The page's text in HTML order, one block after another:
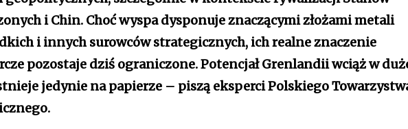
i Chin. Choć wyspa dysponuje znaczącymi złożami metali
i innych surowców strategicznych, ich realne znaczenie
pozostaje dziś ograniczone. Potencjał Grenlandii wciąż w
jedynie na papierze – piszą eksperci Polskiego